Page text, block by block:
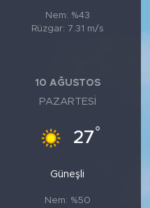
Nem: %43
Rüzgar: 7.31 m/s
10 AĞUSTOS
PAZARTESI
27°
Güneşli
Nem: %50